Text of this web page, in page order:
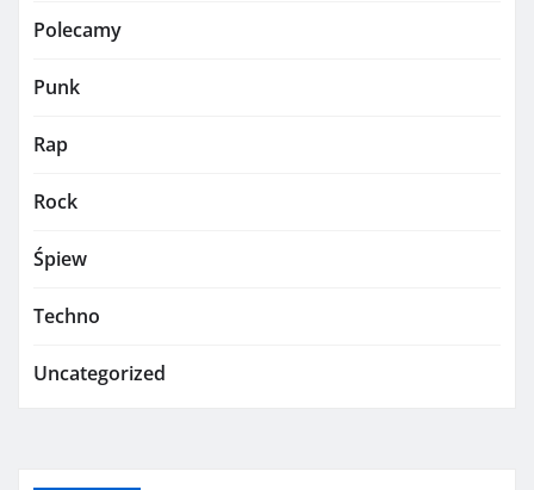
Polecamy
Punk
Rap
Rock
Śpiew
Techno
Uncategorized